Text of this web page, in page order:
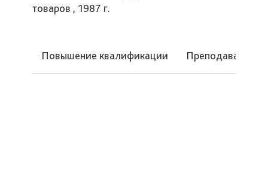
товаров , 1987 г.
Повышение квалификации Преподаваемые